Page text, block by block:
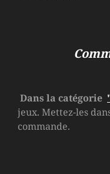
Dans la catégorie
jeux. Mettez-les
commande.